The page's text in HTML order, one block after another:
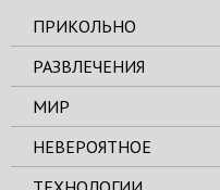
ПРИКОЛЬНО
РАЗВЛЕЧЕНИЯ
МИР
НЕВЕРОЯТНОЕ